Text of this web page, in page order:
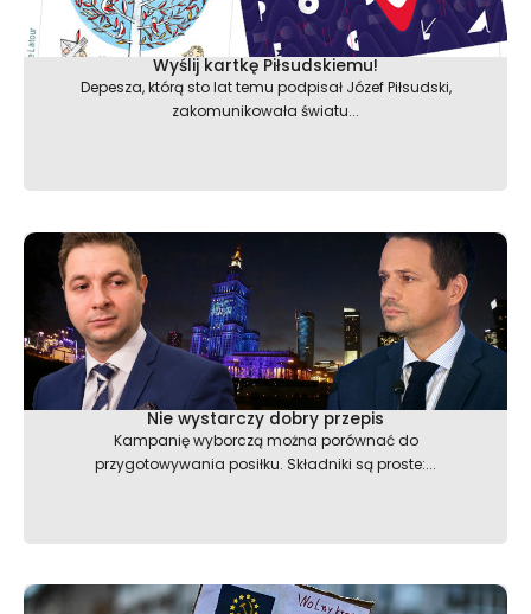
Wyślij kartkę Piłsudskiemu!
Depesza, którą sto lat temu podpisał Józef Piłsudski,
zakomunikowała światu...
Nie wystarczy dobry przepis
Kampanię wyborczą można porównać do
przygotowywania posiłku. Składniki są proste:...